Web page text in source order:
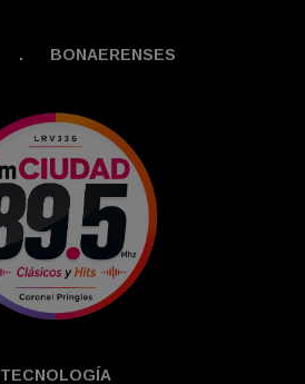
. BONAERENSES
TECNOLOGÍ­A